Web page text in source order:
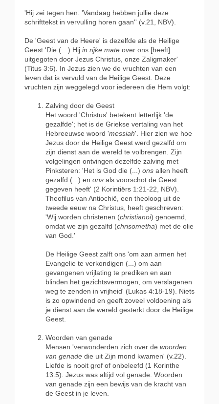
'Hij zei tegen hen: 'Vandaag hebben jullie deze
schrifttekst in vervulling horen gaan'' (v.21, NBV).
De 'Geest van de Heere' is dezelfde als de Heilige
Geest 'Die (…) Hij in rijke mate over ons [heeft]
uitgegoten door Jezus Christus, onze Zaligmaker'
(Titus 3:6). In Jezus zien we de vruchten van een
leven dat is vervuld van de Heilige Geest. Deze
vruchten zijn weggelegd voor iedereen die Hem volgt:
Zalving door de Geest
Het woord 'Christus' betekent letterlijk 'de
gezalfde'; het is de Griekse vertaling van het
Hebreeuwse woord 'messiah'. Hier zien we hoe
Jezus door de Heilige Geest werd gezalfd om
zijn dienst aan de wereld te volbrengen. Zijn
volgelingen ontvingen dezelfde zalving met
Pinksteren: 'Het is God die (...) ons allen heeft
gezalfd (...) en ons als voorschot de Geest
gegeven heeft' (2 Korintiërs 1:21-22, NBV).
Theofilus van Antiochië, een theoloog uit de
tweede eeuw na Christus, heeft geschreven:
'Wij worden christenen (christianoi) genoemd,
omdat we zijn gezalfd (chrisometha) met de olie
van God.'
De Heilige Geest zalft ons 'om aan armen het
Evangelie te verkondigen (...) om aan
gevangenen vrijlating te prediken en aan
blinden het gezichtsvermogen, om verslagenen
weg te zenden in vrijheid' (Lukas 4:18-19). Niets
is zo opwindend en geeft zoveel voldoening als
je dienst aan de wereld gesterkt door de Heilige
Geest.
Woorden van genade
Mensen 'verwonderden zich over de woorden
van genade die uit Zijn mond kwamen' (v.22).
Liefde is nooit grof of onbeleefd (1 Korinthe
13:5). Jezus was altijd vol genade. Woorden
van genade zijn een bewijs van de kracht van
de Geest in je leven.